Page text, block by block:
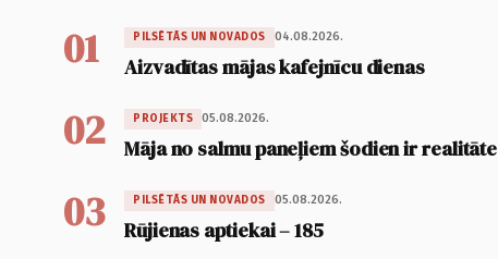
01 PILSĒTĀS UN NOVADOS 04.08.2026.
Aizvadītas mājas kafejnīcu dienas
02 PROJEKTS 05.08.2026.
Māja no salmu paneļiem šodien ir realitāte
03 PILSĒTĀS UN NOVADOS 05.08.2026.
Rūjienas aptiekai – 185